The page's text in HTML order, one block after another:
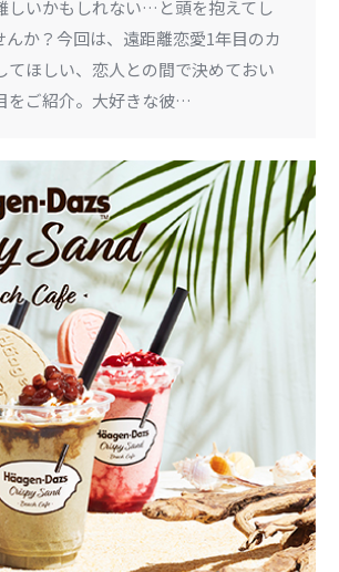
しいかもしれない…と頭を抱えてし
んか？今回は、遠距離恋愛1年目のカ
てほしい、恋人との間で決めておい
をご紹介。大好きな彼…